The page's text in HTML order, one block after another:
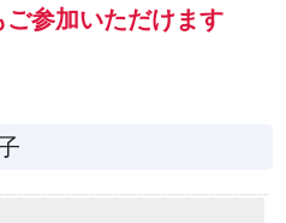
参加いただけます